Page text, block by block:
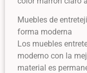
Muebles de
forma moderna
Los muebles
moderno con la
material es